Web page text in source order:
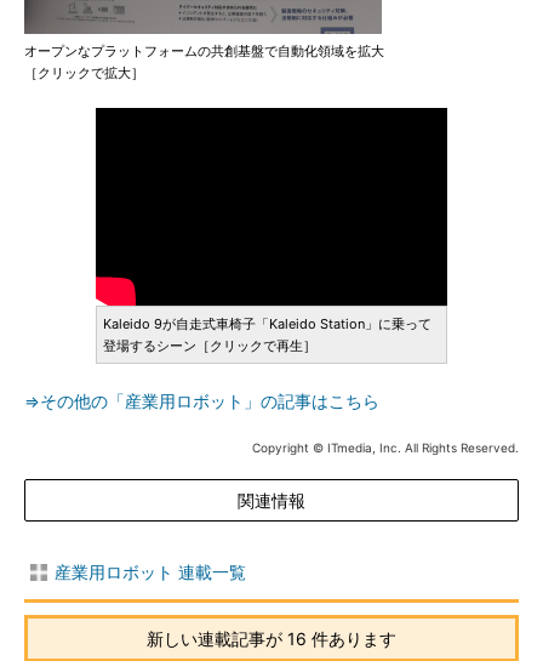
オープンなプラットフォームの共創基盤で自動化領域を拡大
［クリックで拡大］
Kaleido 9が自走式車椅子「Kaleido Station」に乗って
登場するシーン［クリックで再生］
⇒その他の「産業用ロボット」の記事はこちら
Copyright © ITmedia, Inc. All Rights Reserved.
関連情報
産業用ロボット 連載一覧
新しい連載記事が 16 件あります